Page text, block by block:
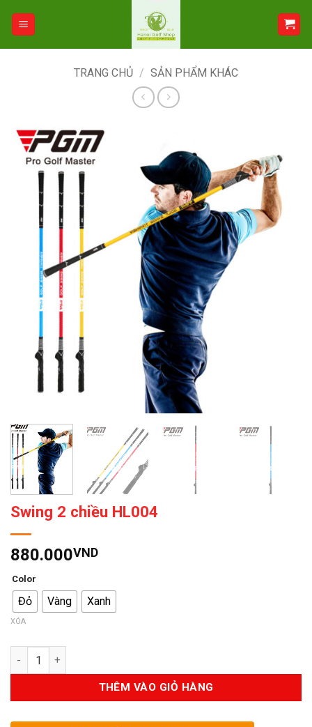
TRANG CHỦ / SẢN PHẨM KHÁC
Swing 2 chiều HL004
880.000VND
Color
Đỏ Vàng Xanh
XÓA
Số lượng
THÊM VÀO GIỎ HÀNG